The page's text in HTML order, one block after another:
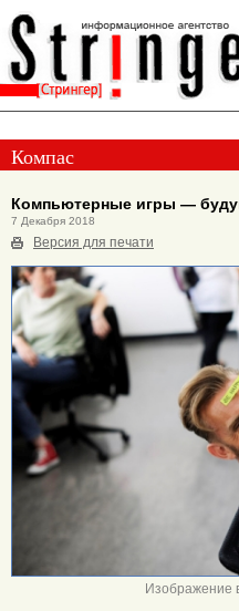
Компас
Компьютерные игры —
7 Декабря 2018
Версия для печати
Изображение